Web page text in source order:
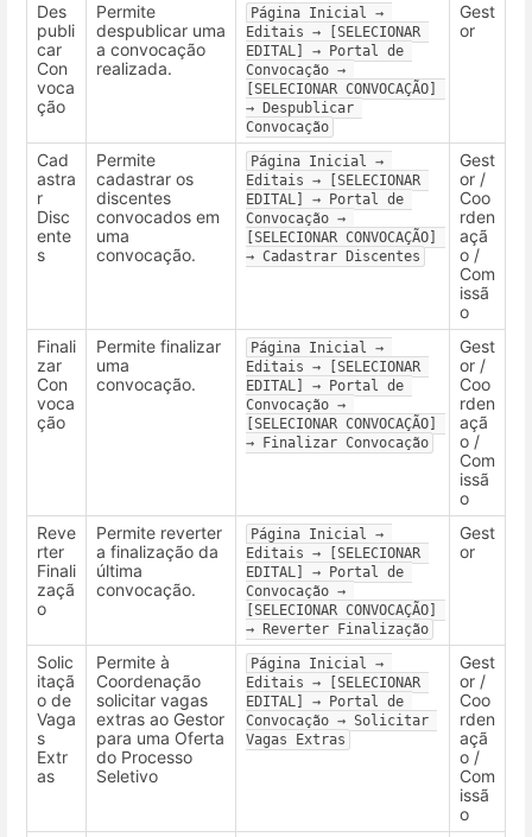
Des
publi
car
Con
voca
ção
Permite
despublicar uma
a convocação
realizada.
Página Inicial →
Editais → [SELECIONAR
EDITAL] → Portal de
Convocação →
[SELECIONAR CONVOCAÇÃO]
→ Despublicar
Convocação
Gest
or
Cad
astra
r
Disc
ente
s
Permite
cadastrar os
discentes
convocados em
uma
convocação.
Página Inicial →
Editais → [SELECIONAR
EDITAL] → Portal de
Convocação →
[SELECIONAR CONVOCAÇÃO]
→ Cadastrar Discentes
Gest
or /
Coo
rden
açã
o /
Com
issã
o
Finali
zar
Con
voca
ção
Permite finalizar
uma
convocação.
Página Inicial →
Editais → [SELECIONAR
EDITAL] → Portal de
Convocação →
[SELECIONAR CONVOCAÇÃO]
→ Finalizar Convocação
Gest
or /
Coo
rden
açã
o /
Com
issã
o
Reve
rter
Finali
zaçã
o
Permite reverter
a finalização da
última
convocação.
Página Inicial →
Editais → [SELECIONAR
EDITAL] → Portal de
Convocação →
[SELECIONAR CONVOCAÇÃO]
→ Reverter Finalização
Gest
or
Solic
itaçã
o de
Vaga
s
Extr
as
Permite à
Coordenação
solicitar vagas
extras ao Gestor
para uma Oferta
do Processo
Seletivo
Página Inicial →
Editais → [SELECIONAR
EDITAL] → Portal de
Convocação → Solicitar
Vagas Extras
Gest
or /
Coo
rden
açã
o /
Com
issã
o